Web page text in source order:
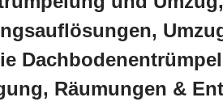
Räumungen &